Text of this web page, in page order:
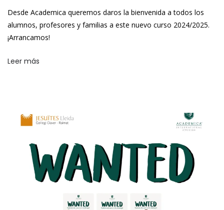
Desde Academica queremos daros la bienvenida a todos los
alumnos, profesores y familias a este nuevo curso 2024/2025.
¡Arrancamos!
Leer más